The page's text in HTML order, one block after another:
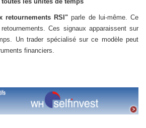
retournements RSI" parle de lui-même. Ce
Ces signaux apparaissent sur
Un trader spécialisé sur ce modèle peut
financiers.